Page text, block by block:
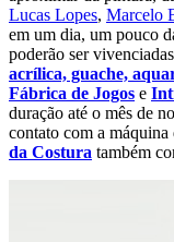
Lucas Lopes, Marcelo
em um dia, um pouco
poderão ser
acrílica, guache,
Fábrica de Jogos e
duração até o mês de
contato com a máquina
da Costura também